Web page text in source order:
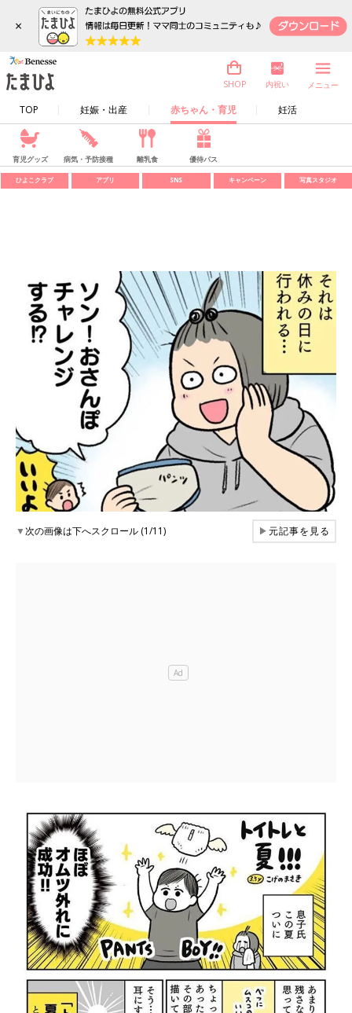
×
TOP 妊娠・出産 赤ちゃん・育児 妊活
SHOP 内祝い メニュー
育児グッズ 病気・予防接種 離乳食 優待パス
ひよこクラブ アプリ SNS キャンペーン 写真スタジオ
▼次の画像は下へスクロール (1/11) ▶元記事を見る